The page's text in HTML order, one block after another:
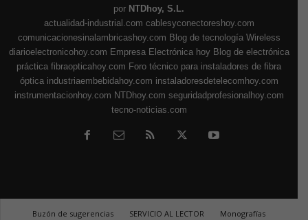
por NTDhoy, S.L.
actualidad-industrial.com cablesyconectoreshoy.com
comunicacionesinalambricashoy.com Blog de tecnología Wireless
diarioelectronicohoy.com Empresa Electrónica hoy Blog de electrónica
práctica fibraopticahoy.com Foro técnico para instaladores de fibra
óptica industriaembebidahoy.com instaladoresdetelecomhoy.com
instrumentacionhoy.com NTDhoy.com seguridadprofesionalhoy.com
tecno-noticias.com
Buzón de sugerencias SERVICIO AL LECTOR
Monografías